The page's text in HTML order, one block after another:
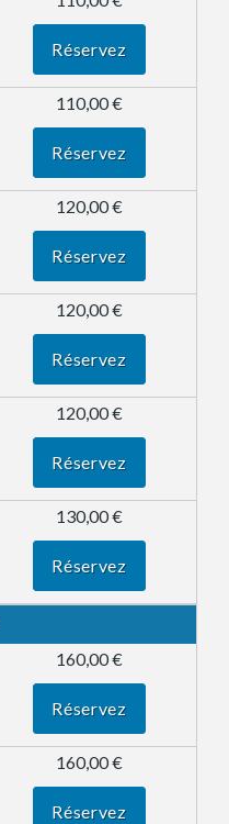
Réservez
110,00 €
Réservez
120,00 €
Réservez
120,00 €
Réservez
120,00 €
Réservez
130,00 €
Réservez
160,00 €
Réservez
160,00 €
Réservez